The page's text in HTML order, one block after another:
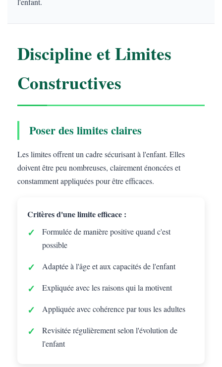
Discipline et Limites
Constructives
Poser des limites claires
Les limites offrent un cadre sécurisant à l'enfant. Elles
doivent être peu nombreuses, clairement énoncées et
constamment appliquées pour être efficaces.
Critères d'une limite efficace :
Formulée de manière positive quand c'est
possible
Adaptée à l'âge et aux capacités de l'enfant
Expliquée avec les raisons qui la motivent
Appliquée avec cohérence par tous les adultes
Revisitée régulièrement selon l'évolution de
l'enfant